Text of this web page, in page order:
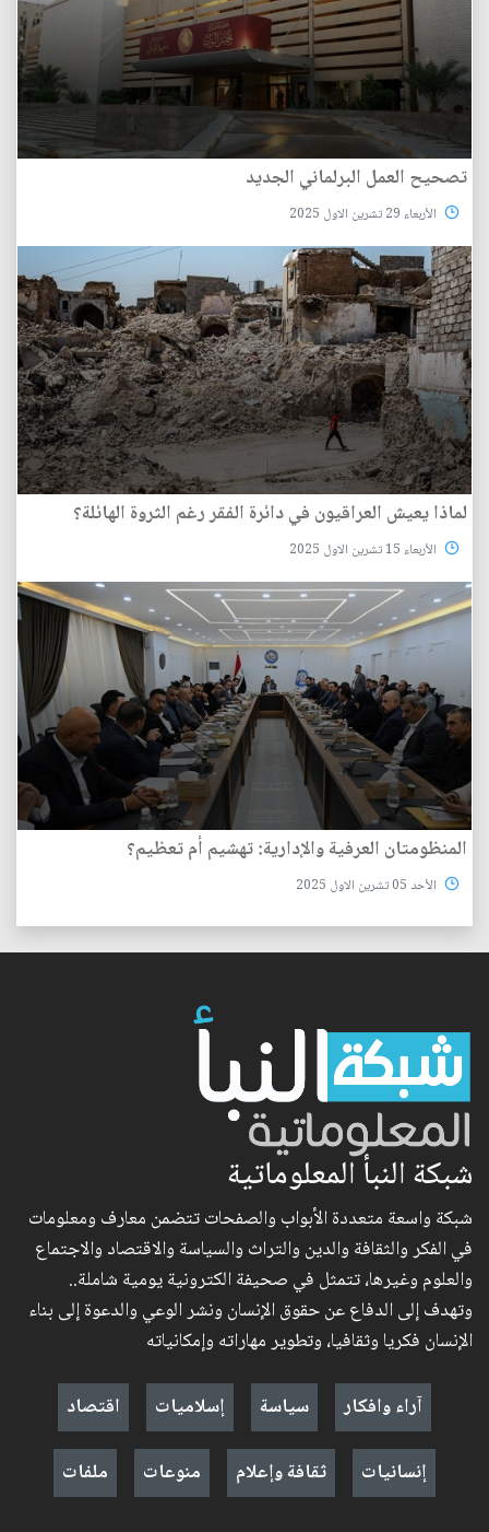
تصحيح العمل البرلماني الجديد
الأربعاء 29 تشرين الاول 2025
لماذا يعيش العراقيون في دائرة الفقر رغم الثروة الهائلة؟
الأربعاء 15 تشرين الاول 2025
المنظومتان العرفية والإدارية: تهشيم أم تعظيم؟
الأحد 05 تشرين الاول 2025
شبكة النبأ المعلوماتية
شبكة واسعة متعددة الأبواب والصفحات تتضمن معارف ومعلومات
في الفكر والثقافة والدين والتراث والسياسة والاقتصاد والاجتماع
والعلوم وغيرها، تتمثل في صحيفة الكترونية يومية شاملة..
وتهدف إلى الدفاع عن حقوق الإنسان ونشر الوعي والدعوة إلى بناء
الإنسان فكريا وثقافيا، وتطوير مهاراته وإمكانياته
آراء وافكار
سياسة إسلاميات
اقتصاد
إنسانيات
ثقافة وإعلام منوعات ملفات